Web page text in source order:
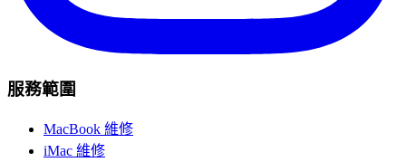
服務範圍
MacBook 維修
iMac 維修